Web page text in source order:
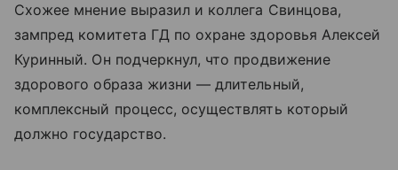
Схожее мнение выразил и коллега Свинцова,
зампред комитета ГД по охране здоровья Алексей
Куринный. Он подчеркнул, что продвижение
здорового образа жизни — длительный,
комплексный процесс, осуществлять который
должно государство.